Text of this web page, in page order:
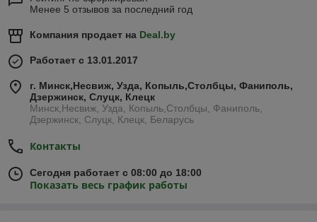
Менее 5 отзывов за последний год
Компания продает на Deal.by
Работает с 13.01.2017
г. Минск,Несвиж, Узда, Копыль,Столбцы, Фаниполь,
Дзержинск, Слуцк, Клецк
Минск,Несвиж, Узда, Копыль,Столбцы, Фаниполь,
Дзержинск, Слуцк, Клецк, Беларусь
Контакты
Сегодня работает с 08:00 до 18:00
Показать весь график работы